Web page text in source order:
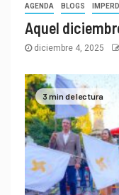
AGENDA BLOGS
Aquel
diciembre 4, 2025
3 min de lectura